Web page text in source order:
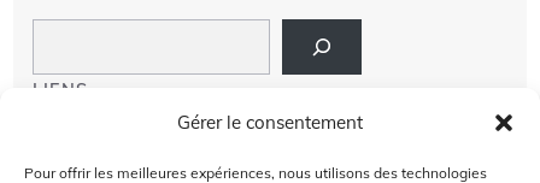
Gérer le consentement
Pour offrir les meilleures expériences, nous utilisons des technologies
LIENS